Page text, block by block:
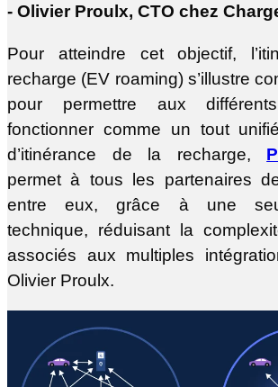
- Olivier Proulx, CTO chez
Pour atteindre cet objectif,
recharge (EV roaming) s’illustre
pour permettre aux
fonctionner comme un tout
d’itinérance de la recharge,
permet à tous les partenaires
entre eux, grâce à une
technique, réduisant la
associés aux multiples
Olivier Proulx.